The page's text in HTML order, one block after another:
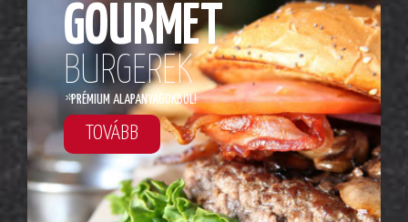
GOURMET
BURGEREK
*PRÉMIUM ALAPANYAGOKBÓL!
TOVÁBB